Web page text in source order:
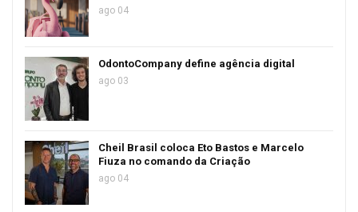
ago 04
OdontoCompany define agência digital
ago 03
Cheil Brasil coloca Eto Bastos e Marcelo
Fiuza no comando da Criação
ago 04